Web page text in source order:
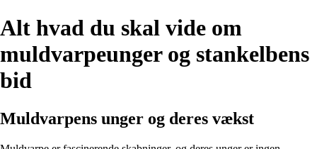
Alt hvad du skal vide om
muldvarpeunger og stankelbens
bid
Muldvarpens unger og deres vækst